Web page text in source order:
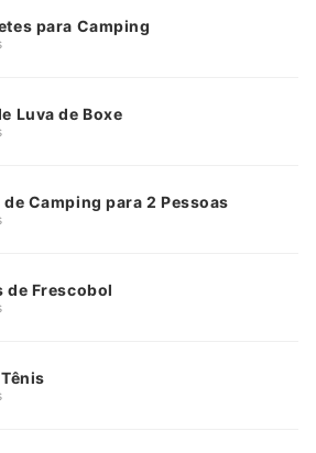
para Camping
Luva de Boxe
Camping para 2 Pessoas
de Frescobol